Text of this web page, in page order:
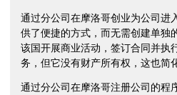
通过分公司在摩洛哥创业为公司进
供了便捷的方式，而无需创建单独
该国开展商业活动，签订合同并执
务，但它没有财产所有权，这也简
通过分公司在摩洛哥注册公司的程